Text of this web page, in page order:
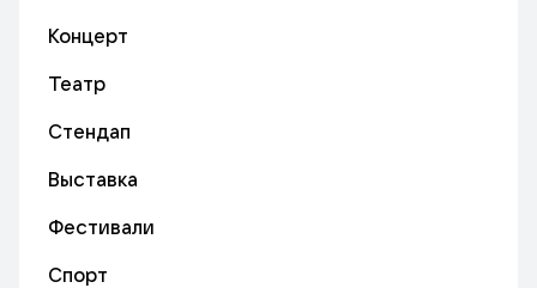
Концерт
Театр
Стендап
Выставка
Фестивали
Спорт